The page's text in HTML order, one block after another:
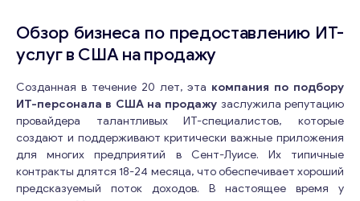
Обзор бизнеса по предоставлению ИТ-
услуг в США на продажу
Созданная в течение 20 лет, эта компания по подбору
ИТ-персонала в США на продажу заслужила репутацию
провайдера талантливых ИТ-специалистов, которые
создают и поддерживают критически важные приложения
для многих предприятий в Сент-Луисе. Их типичные
контракты длятся 18-24 месяца, что обеспечивает хороший
предсказуемый поток доходов. В настоящее время у